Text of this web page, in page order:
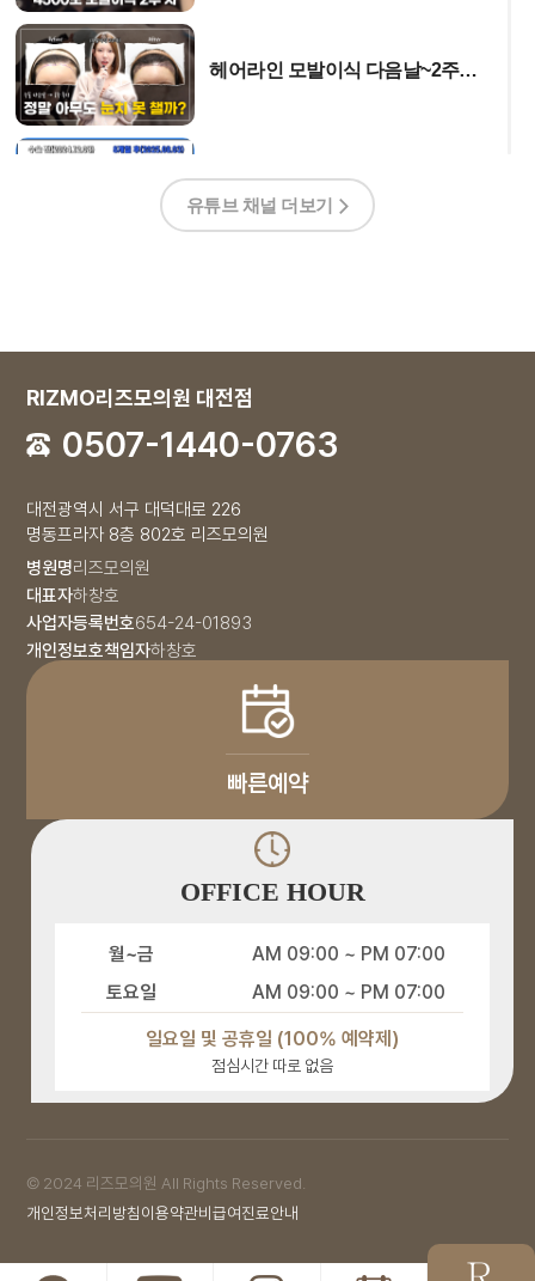
헤어라인 모발이식 다음날~2주
30대에..... 벌써 모발이식
했냐구요? 사람이 달라집니다.
수술 당일 느낀 점까지
솔직한 이야기를 담아왔습니다!
모발이식 당일 생생한 후기를
- 촬영일 : 25. 11. 25
M자 모발이식 다음날 첫 샴푸
이렇게 진행됩니다✨
드디어 첫 샴푸를 받았습니다!
염증 방지와 원활한 회복을 위해
꼼꼼한 샴푸는 필수인데요.
모발이식 14일차 관리 과정 | 30대
남자 M자 탈모 변화
M자 탈모 고민으로
삭발부터 염색까지? 모발이식
실제 준비 과정!
리즈모의원을 찾아주신 고객님✨
50대 중반 고객님은 흰머리가 많아
시술 당일 염색까지 함께
진행하셨습니다!
모발이식 당일,
삭발부터 염색까지의 과정을
영상으로 함께하시죠🤗
드디어 2주차✨정수리 탈모
4000모 모발이식 변화
정수리 4000모 비절개 모발이식을
진행하신 고객님!
드디어 이식 후 2주차가 되었습니다
👏👏
이번 고객님은 탈모 범위가 넓고,
후두부에서 채취 가능 모낭 수가
제한적이었기 때문에
고려하여 이식을 진행했습니다.
이처럼 탈모 부위가 넓은 경우,
한정된 모낭을 최대한 효율적으로
분해하는 것이 중요합니다💕
이식 후 부족할 수 있는 부위는
두피 문신을 통해 밀도감을 보완할
30대 남자 M자 이마 모발이식 |
수술 당일 모습
M자 탈모가 고민인 30대 남성
고객님!
모발이식 직후 모습까지 영상으로
정수리 탈모 비절개 모발이식
정수리 탈모로 고민하던 고객님의
비절개 모발이식 수술 당일 1분
요약!
회복된 뒤 모습도 기대해 주세요💕
모발이식 수술 전 반드시
모발이식 전에 피해야 할 약물부터
중단 시기까지 한 번에 정리해
드립니다!💊
모발이식 전 최대 모수 확인하기!
M자와 정수리 탈모 이식 가이드
안녕하세요. 리즈모의원입니다.🤗
내 머리에 실제로 심을 수 있는
모발의 양,
유튜브 채널 더보기
RIZMO리즈모의원 대전점
0507-1440-0763
대전광역시 서구 대덕대로 226
명동프라자 8층 802호 리즈모의원
병원명리즈모의원
대표자하창호
사업자등록번호654-24-01893
개인정보호책임자하창호
빠른예약
OFFICE HOUR
월~금
AM 09:00 ~ PM 07:00
토요일
AM 09:00 ~ PM 07:00
일요일 및 공휴일 (100% 예약제)
점심시간 따로 없음
© 2024 리즈모의원 All Rights Reserved.
개인정보처리방침이용약관비급여진료안내